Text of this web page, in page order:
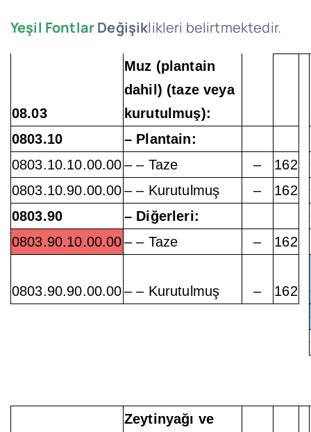
Yeşil FontlarDeğişiklikleri belirtmektedir.
08.03
Muz (plantain
dahil) (taze veya
kurutulmuş):
0803.10
– Plantain:
0803.10.10.00.00– – Taze – 162
0803.10.90.00.00– – Kurutulmuş – 162
0803.90
– Diğerleri:
0803.90.10.00.00– – Taze – 162
0803.90.90.00.00– – Kurutulmuş – 162
Zeytinyağı ve